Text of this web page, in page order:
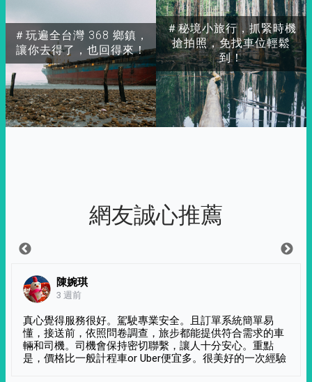
＃玩遍全台灣 368 鄉鎮，
讓你去得了，也回得來！
＃秘境小旅行，抓緊時機
搶拍照，免找車位輕鬆
到！
網友誠心推薦
陳婉琪
3 週前
真心覺得服務很好。駕駛專業安全。且訂單系統簡單易
懂，接送前，依照問卷調查，旅步都能提供符合需求的車
輛和司機。司機會保持密切聯繫，讓人十分安心。重點
是，價格比一般計程車or Uber便宜多。很美好的一次經驗